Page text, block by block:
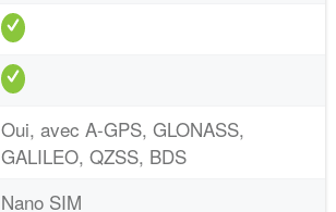
Oui, avec A-GPS, GLONASS,
GALILEO, QZSS, BDS
Nano SIM